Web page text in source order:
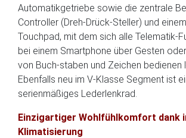
Automatikgetriebe sowie die zentrale
Controller (Dreh-Drück-Steller) und
Touchpad, mit dem sich alle Telematik-
bei einem Smartphone über Gesten
von Buch-staben und Zeichen bedienen
Ebenfalls neu im V-Klasse Segment ist
serienmäßiges Lederlenkrad.
Einzigartiger Wohlfühlkomfort dank
Klimatisierung